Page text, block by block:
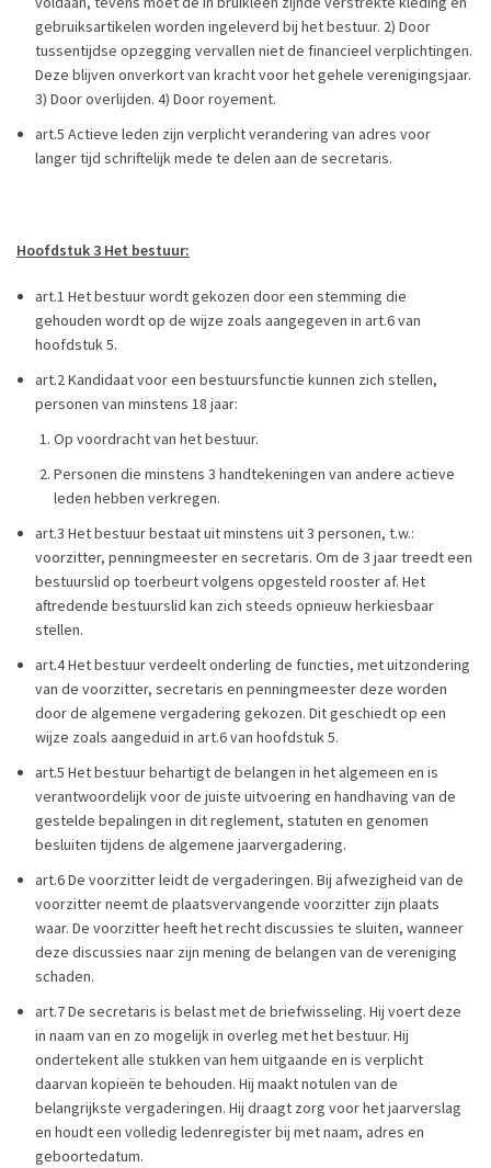
gebruiksartikelen worden ingeleverd bij het bestuur. 2) Door
tussentijdse opzegging vervallen niet de financieel verplichtingen.
Deze blijven onverkort van kracht voor het gehele verenigingsjaar.
3) Door overlijden. 4) Door royement.
art.5 Actieve leden zijn verplicht verandering van adres voor
langer tijd schriftelijk mede te delen aan de secretaris.
Hoofdstuk 3 Het bestuur:
art.1 Het bestuur wordt gekozen door een stemming die
gehouden wordt op de wijze zoals aangegeven in art.6 van
hoofdstuk 5.
art.2 Kandidaat voor een bestuursfunctie kunnen zich stellen,
personen van minstens 18 jaar:
Op voordracht van het bestuur.
Personen die minstens 3 handtekeningen van andere actieve
leden hebben verkregen.
art.3 Het bestuur bestaat uit minstens uit 3 personen, t.w.:
voorzitter, penningmeester en secretaris. Om de 3 jaar treedt een
bestuurslid op toerbeurt volgens opgesteld rooster af. Het
aftredende bestuurslid kan zich steeds opnieuw herkiesbaar
stellen.
art.4 Het bestuur verdeelt onderling de functies, met uitzondering
van de voorzitter, secretaris en penningmeester deze worden
door de algemene vergadering gekozen. Dit geschiedt op een
wijze zoals aangeduid in art.6 van hoofdstuk 5.
art.5 Het bestuur behartigt de belangen in het algemeen en is
verantwoordelijk voor de juiste uitvoering en handhaving van de
gestelde bepalingen in dit reglement, statuten en genomen
besluiten tijdens de algemene jaarvergadering.
art.6 De voorzitter leidt de vergaderingen. Bij afwezigheid van de
voorzitter neemt de plaatsvervangende voorzitter zijn plaats
waar. De voorzitter heeft het recht discussies te sluiten, wanneer
deze discussies naar zijn mening de belangen van de vereniging
schaden.
art.7 De secretaris is belast met de briefwisseling. Hij voert deze
in naam van en zo mogelijk in overleg met het bestuur. Hij
ondertekent alle stukken van hem uitgaande en is verplicht
daarvan kopieën te behouden. Hij maakt notulen van de
belangrijkste vergaderingen. Hij draagt zorg voor het jaarverslag
en houdt een volledig ledenregister bij met naam, adres en
geboortedatum.